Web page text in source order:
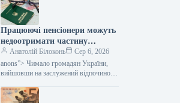
Працюючі пенсіонери можуть
недоотримати частину
надбавок: кого це торкнеться
— Міністерство фінансів
Анатолій Білоконь
Сер 6, 2026
anons”> Чимало громадян України,
вийшовши на заслужений відпочинок,
трудової діяльності. Сам факт